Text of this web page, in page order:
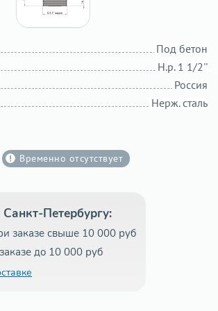
Под бетон
Н.р. 1 1/2''
Россия
Нерж. сталь
Временно отсутствует
Петербургу:
заказе свыше 10 000 руб
до 10 000 руб